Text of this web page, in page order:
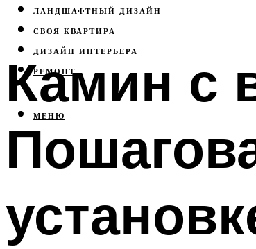
ЛАНДШАФТНЫЙ ДИЗАЙН
СВОЯ КВАРТИРА
ДИЗАЙН ИНТЕРЬЕРА
РЕМОНТ
МЕНЮ
Камин с